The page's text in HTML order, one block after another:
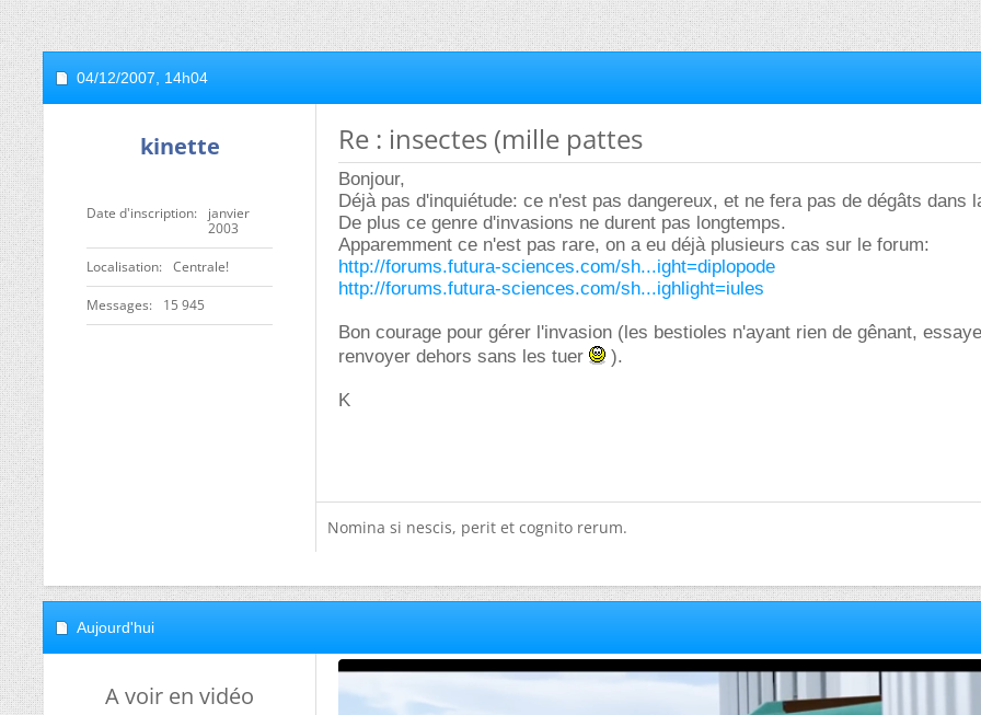
04/12/2007, 14h04
kinette
Date d'inscription
janvier
2003
Localisation Centrale!
Messages 15 945
Re : insectes (mille pattes
Bonjour,
Déjà pas d'inquiétude: ce n'est pas dangereux, et ne fera pas de dégâts dans
De plus ce genre d'invasions ne durent pas longtemps.
Apparemment ce n'est pas rare, on a eu déjà plusieurs cas sur le forum:
http://forums.futura-sciences.com/sh...ight=diplopode
http://forums.futura-sciences.com/sh...ighlight=iules
Bon courage pour gérer l'invasion (les bestioles n'ayant rien de gênant,
renvoyer dehors sans les tuer
).
K
Nomina si nescis, perit et cognito rerum.
Aujourd'hui
A voir en vidéo